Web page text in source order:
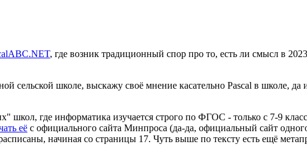
, где возник традиционный спор про то, есть ли смысл в
школе, выскажу своё мнение касательно Pascal в школе, да и
школ, где информатика изучается строго по ФГОС - только с 7-9
её с официального сайта Минпроса (да-да, официальный сайт
начиная со страницы 17. Чуть выше по тексту есть ещё